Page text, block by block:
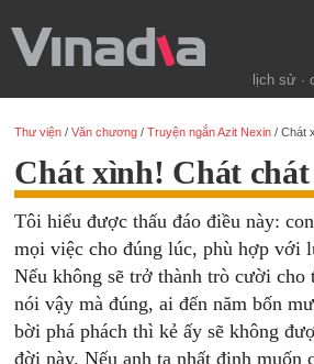
lịch sử ·
Thư viện /Văn chương /Truyện ngắn Azit Nexin /Chát
Chát xình! Chát
Tôi hiểu được thấu đáo điều này:
mọi việc cho đúng lúc, phù hợp với
Nếu không sẽ trở thành trò cười
nói vậy mà đúng, ai đến năm bốn
bời phá phách thì kẻ ấy sẽ không
đời này. Nếu anh ta nhất định